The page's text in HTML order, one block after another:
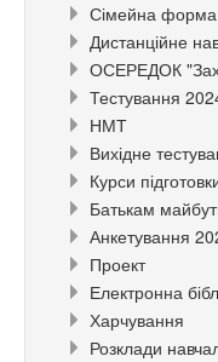
Сімейна форма
Дистанційне
ОСЕРЕДОК
Тестування
НМТ
Вихідне
Курси
Анкетування
Проект
Електронна
Харчування
Розклади